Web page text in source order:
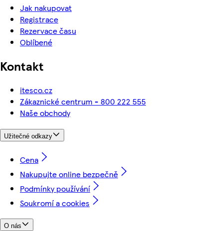
Jak nakupovat
Registrace
Rezervace času
Oblíbené
Kontakt
itesco.cz
Zákaznické centrum - 800 222 555
Naše obchody
Užitečné odkazy
Cena
Nakupujte online bezpečně
Podmínky používání
Soukromí a cookies
O nás